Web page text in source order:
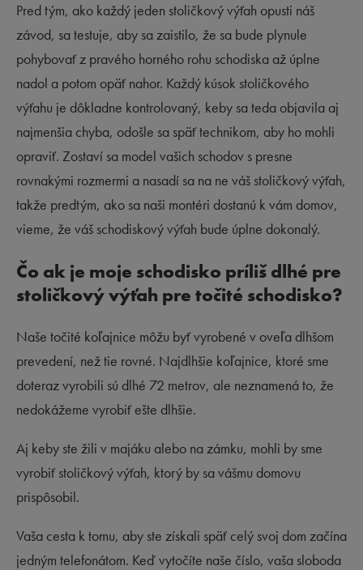
Pred tým, ako každý jeden stoličkový výťah opusti náš
závod, sa testuje, aby sa zaistilo, že sa bude plynule
pohybovať z pravého horného rohu schodiska až úplne
nadol a potom opäť nahor. Každý kúsok stoličkového
výťahu je dôkladne kontrolovaný, keby sa teda objavila aj
najmenšia chyba, odošle sa späť technikom, aby ho mohli
opraviť. Zostaví sa model vašich schodov s presne
rovnakými rozmermi a nasadí sa na ne váš stoličkový výťah,
takže predtým, ako sa naši montéri dostanú k vám domov,
vieme, že váš schodiskový výťah bude úplne dokonalý.
Čo ak je moje schodisko príliš dlhé pre
stoličkový výťah pre točité schodisko?
Naše točité koľajnice môžu byť vyrobené v oveľa dlhšom
prevedení, než tie rovné. Najdlhšie koľajnice, ktoré sme
doteraz vyrobili sú dlhé 72 metrov, ale neznamená to, že
nedokážeme vyrobiť ešte dlhšie.
Aj keby ste žili v majáku alebo na zámku, mohli by sme
vyrobiť stoličkový výťah, ktorý by sa vášmu domovu
prispôsobil.
Vaša cesta k tomu, aby ste získali späť celý svoj dom začína
jedným telefonátom. Keď vytočíte naše číslo, vaša sloboda